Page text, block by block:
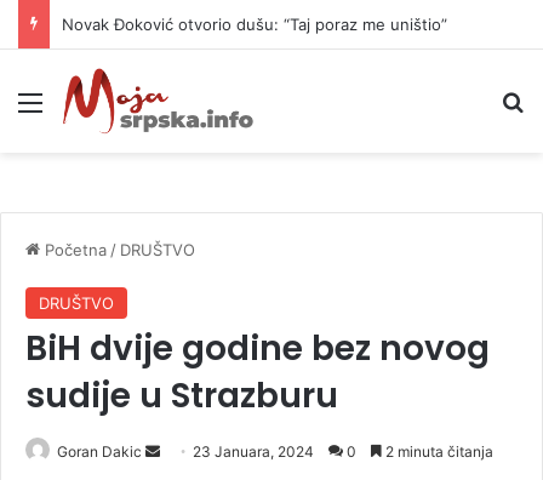
Novak Đoković otvorio dušu: “Taj poraz me uništio”
Meni
Početna / DRUŠTVO
DRUŠTVO
BiH dvije godine bez novog
sudije u Strazburu
Goran Dakic 23 Januara, 2024 0 2 minuta čitanja